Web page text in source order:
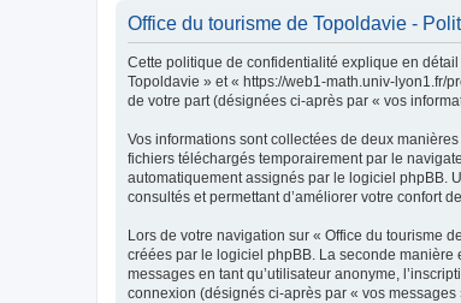
Office du tourisme de Topoldavie -
Cette politique de confidentialité explique en
Topoldavie » et « https://web1-math.univ-lyon1.fr/
de votre part (désignées ci-après par « vos
Vos informations sont collectées de deux
fichiers téléchargés temporairement par le
automatiquement assignés par le logiciel phpBB.
consultés et permettant d’améliorer votre confort
Lors de votre navigation sur « Office du tourisme
créées par le logiciel phpBB. La seconde
messages en tant qu’utilisateur anonyme,
connexion (désignés ci-après par « vos messages